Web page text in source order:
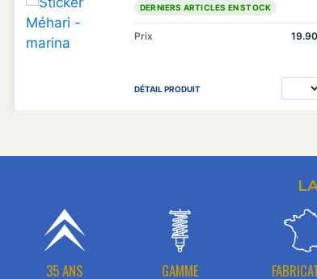
DERNIERS ARTICLES EN STOCK
Prix
DÉTAIL PRODUIT
35 ANS
GAMME